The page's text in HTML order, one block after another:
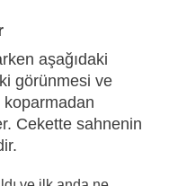
aşağıdaki
görünmesi ve
Cekette sahnenin